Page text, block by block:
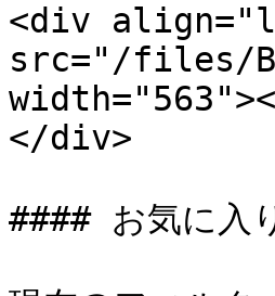
<div
src="/files/
</div>
#### お気に入